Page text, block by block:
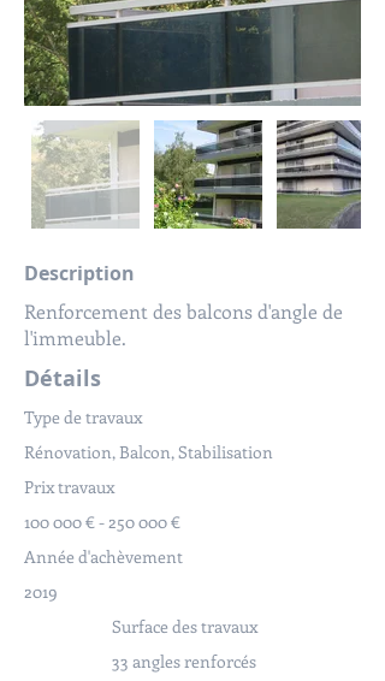
Description
Renforcement des balcons d'angle de
l'immeuble.
Détails
Type de travaux
Rénovation, Balcon, Stabilisation
Prix travaux
100 000 € - 250 000 €
Année d'achèvement
2019
Surface des travaux
33 angles renforcés